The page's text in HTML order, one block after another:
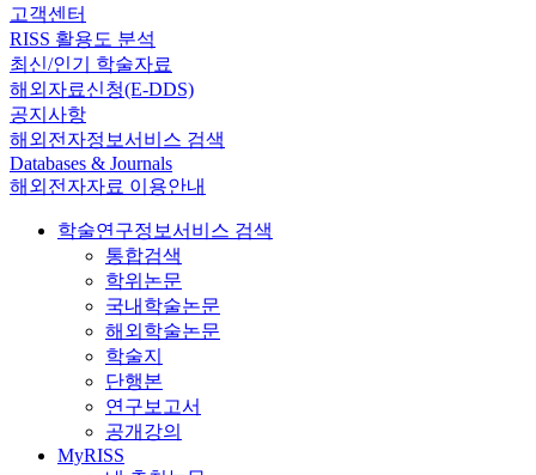
고객센터
RISS 활용도 분석
최신/인기 학술자료
해외자료신청(E-DDS)
공지사항
해외전자정보서비스 검색
Databases & Journals
해외전자자료 이용안내
학술연구정보서비스 검색
통합검색
학위논문
국내학술논문
해외학술논문
학술지
단행본
연구보고서
공개강의
MyRISS